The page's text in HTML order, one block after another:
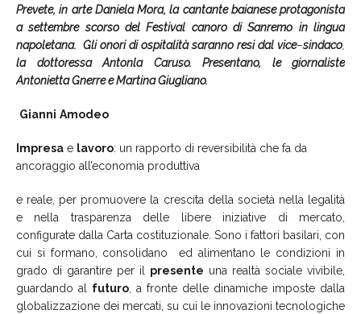
Prevete, in arte Daniela Mora, la cantante baianese protagonista
a settembre scorso del Festival canoro di Sanremo in lingua
napoletana. Gli onori di ospitalità saranno resi dal vice–sindaco,
la
dottoressa Antonla
Caruso. Presentano, le giornaliste
Antonietta Gnerre e Martina Giugliano.
Gianni Amodeo
Impresa e lavoro: un rapporto di reversibilità che fa da
ancoraggio all’economia produttiva
e reale, per promuovere la crescita della società nella legalità
e nella trasparenza delle libere iniziative di mercato,
configurate dalla Carta costituzionale. Sono i fattori basilari, con
cui si formano, consolidano ed alimentano le condizioni in
grado di garantire per il presente una realtà sociale vivibile,
guardando al futuro, a fronte delle dinamiche imposte dalla
globalizzazione dei mercati, su cui le innovazioni tecnologiche